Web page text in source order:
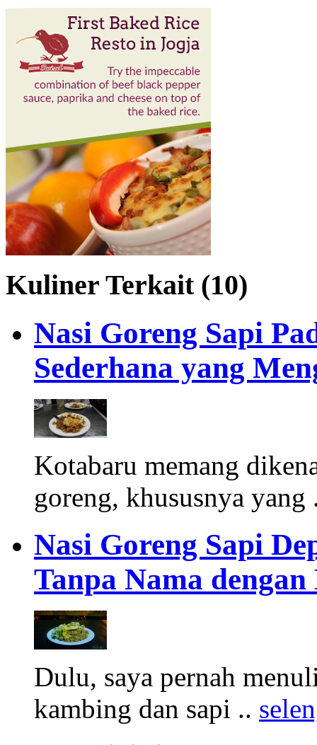
Kuliner Terkait (10)
Nasi Goreng Sapi
Sederhana yang
Kotabaru memang
goreng, khususnya
Nasi Goreng Sapi
Tanpa Nama
Dulu, saya pernah
kambing dan sapi ..